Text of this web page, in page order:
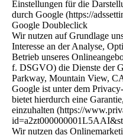
Einstellungen für die
durch Google (https://
Google Doubleclick
Wir nutzen auf Grundlage
Interesse an der Analyse,
Betrieb unseres
f. DSGVO) die Dienste der
Parkway, Mountain View,
Google ist unter dem
bietet hierdurch eine
einzuhalten (https://
Wir nutzen das